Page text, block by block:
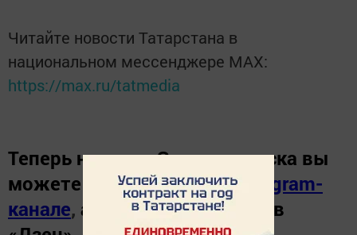
Читайте новости Татарстана в
национальном мессенджере MАХ:
https://max.ru/tatmedia
Теперь новости Зеленодольска вы
можете узнать в нашемTelegram-
канале, а также читайте нас в